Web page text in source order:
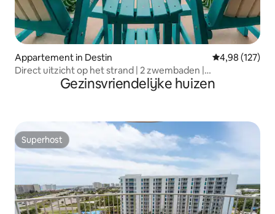
Appartement in Destin Gemiddelde
4,98 (127)
Direct uitzicht op het strand | 2 zwembaden |
StrandstoelenGezinsvriendelijke huizen
Superhost
Superhost